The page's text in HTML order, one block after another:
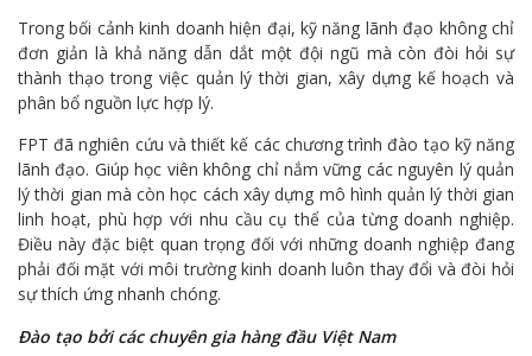
Trong bối cảnh kinh doanh hiện đại, kỹ năng lãnh đạo không chỉ
đơn giản là khả năng dẫn dắt một đội ngũ mà còn đòi hỏi sự
thành thạo trong việc quản lý thời gian, xây dựng kế hoạch và
phân bổ nguồn lực hợp lý.
FPT đã nghiên cứu và thiết kế các chương trình đào tạo kỹ năng
lãnh đạo. Giúp học viên không chỉ nắm vững các nguyên lý quản
lý thời gian mà còn học cách xây dựng mô hình quản lý thời gian
linh hoạt, phù hợp với nhu cầu cụ thể của từng doanh nghiệp.
Điều này đặc biệt quan trọng đối với những doanh nghiệp đang
phải đối mặt với môi trường kinh doanh luôn thay đổi và đòi hỏi
sự thích ứng nhanh chóng.
Đào tạo bởi các chuyên gia hàng đầu Việt Nam